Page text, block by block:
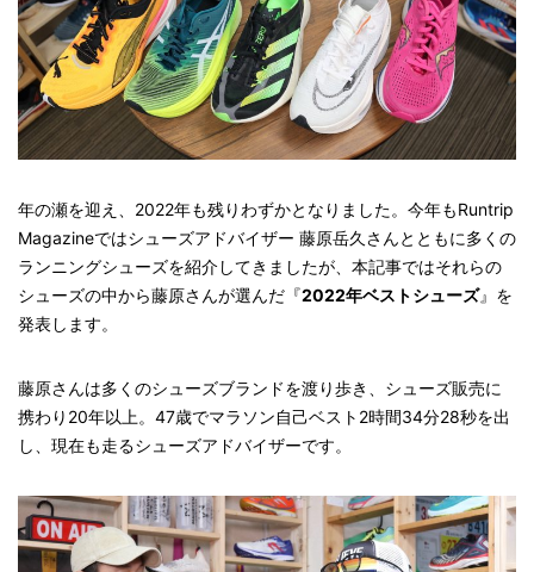
年の瀬を迎え、2022年も残りわずかとなりました。今年もRuntrip
Magazineではシューズアドバイザー 藤原岳久さんとともに多くの
ランニングシューズを紹介してきましたが、本記事ではそれらの
シューズの中から藤原さんが選んだ『2022年ベストシューズ』を
発表します。
藤原さんは多くのシューズブランドを渡り歩き、シューズ販売に
携わり20年以上。47歳でマラソン自己ベスト2時間34分28秒を出
し、現在も走るシューズアドバイザーです。